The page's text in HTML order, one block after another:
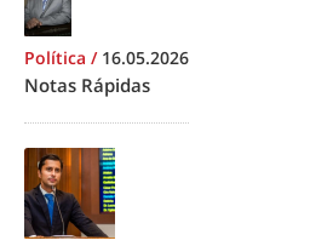
Política / 16.05.2026
Notas Rápidas